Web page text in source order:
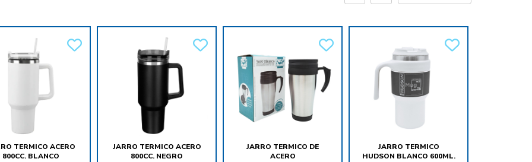
TERMICO ACERO
800CC. BLANCO
JARRO TERMICO ACERO
800CC. NEGRO
JARRO TERMICO DE
ACERO
JARRO TERMICO
HUDSON BLANCO 600ML.